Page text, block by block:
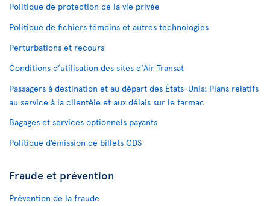
Politique de protection de la vie privée
Politique de fichiers témoins et autres technologies
Perturbations et recours
Conditions d’utilisation des sites d'Air Transat
Passagers à destination et au départ des États-Unis: Plans relatifs
au service à la clientèle et aux délais sur le tarmac
Bagages et services optionnels payants
Politique d’émission de billets GDS
Fraude et prévention
Prévention de la fraude